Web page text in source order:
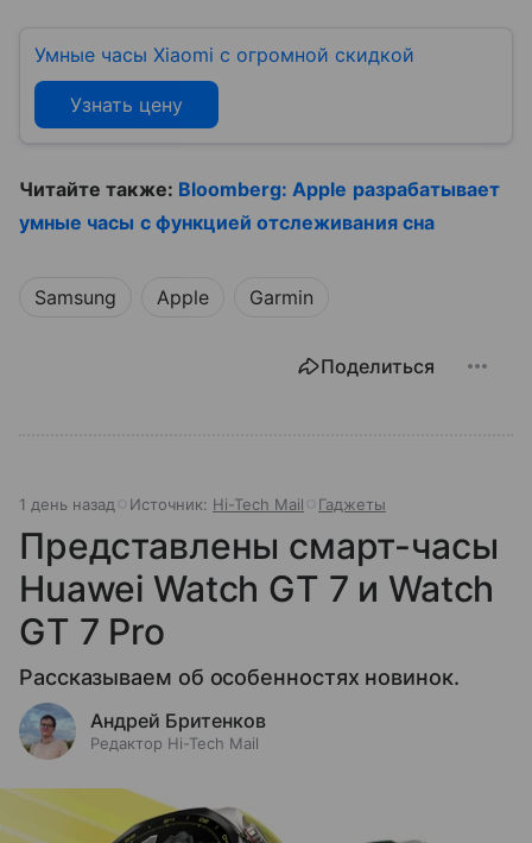
Умные часы Xiaomi с огромной скидкой
Узнать цену
Читайте также: Bloomberg: Apple разрабатывает
умные часы с функцией отслеживания сна
Samsung Apple Garmin
Поделиться
1 день назад Источник: Hi-Tech Mail Гаджеты
Представлены смарт-часы
Huawei Watch GT 7 и Watch
GT 7 Pro
Рассказываем об особенностях новинок.
Андрей Бритенков
Редактор Hi-Tech Mail